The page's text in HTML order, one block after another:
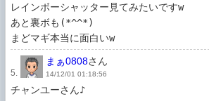
レインボーシャッター見てみたいですw
あと裏ボも(*^^*)
5.
まぁ0808さん
14/12/01 01:18:56
チャンユーさん♪